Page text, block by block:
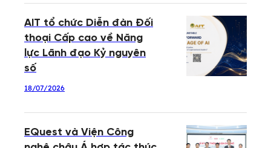
AIT tổ chức Diễn đàn Đối
thoại Cấp cao về Năng
lực Lãnh đạo Kỷ nguyên
số
18/07/2026
EQuest và Viện Công